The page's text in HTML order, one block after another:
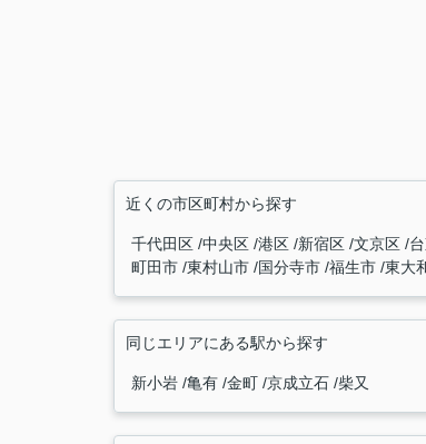
近くの市区町村から探す
千代田区 中央区 港区 新宿区 文京区
町田市 東村山市 国分寺市 福生市 東大
同じエリアにある駅から探す
新小岩 亀有 金町 京成立石 柴又